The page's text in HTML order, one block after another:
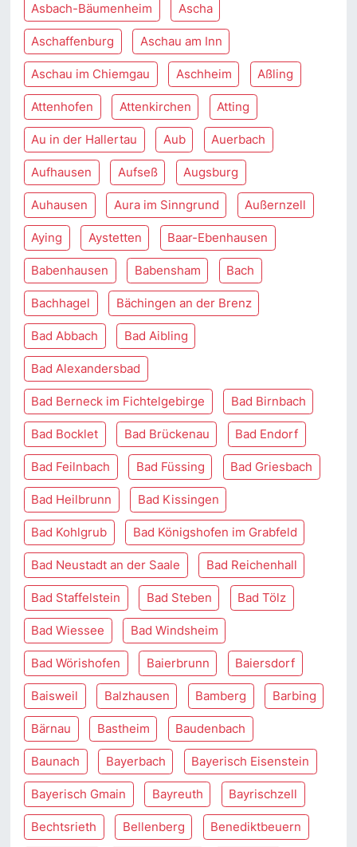
Asbach-Bäumenheim Ascha
Aschaffenburg Aschau am Inn
Aschau im Chiemgau Aschheim Aßling
Attenhofen Attenkirchen Atting
Au in der Hallertau Aub Auerbach
Aufhausen Aufseß Augsburg
Auhausen Aura im Sinngrund Außernzell
Aying Aystetten Baar-Ebenhausen
Babenhausen Babensham Bach
Bachhagel Bächingen an der Brenz
Bad Abbach Bad Aibling
Bad Alexandersbad
Bad Berneck im Fichtelgebirge Bad Birnbach
Bad Bocklet Bad Brückenau Bad Endorf
Bad Feilnbach Bad Füssing Bad Griesbach
Bad Heilbrunn Bad Kissingen
Bad Kohlgrub Bad Königshofen im Grabfeld
Bad Neustadt an der Saale Bad Reichenhall
Bad Staffelstein Bad Steben Bad Tölz
Bad Wiessee Bad Windsheim
Bad Wörishofen Baierbrunn Baiersdorf
Baisweil Balzhausen Bamberg Barbing
Bärnau Bastheim Baudenbach
Baunach Bayerbach Bayerisch Eisenstein
Bayerisch Gmain Bayreuth Bayrischzell
Bechtsrieth Bellenberg Benediktbeuern